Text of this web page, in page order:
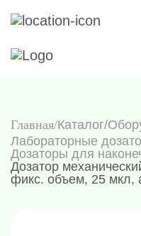
Главная Каталог/
Лабораторные
Дозаторы для
Дозатор
фикс. объем, 25 мкл,